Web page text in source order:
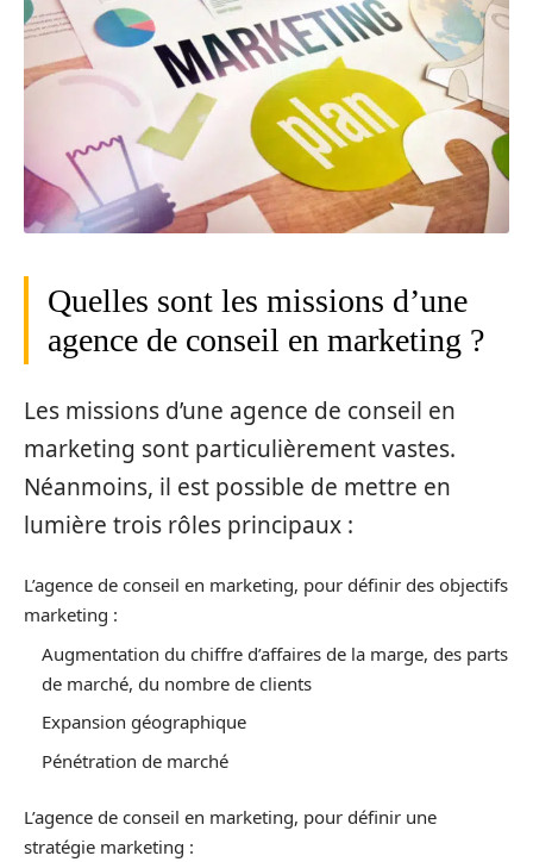
Quelles sont les missions d’une
agence de conseil en marketing ?
Les missions d’une agence de conseil en
marketing sont particulièrement vastes.
Néanmoins, il est possible de mettre en
lumière trois rôles principaux :
L’agence de conseil en marketing, pour définir des objectifs
marketing :
Augmentation du chiffre d’affaires de la marge, des parts
de marché, du nombre de clients
Expansion géographique
Pénétration de marché
L’agence de conseil en marketing, pour définir une
stratégie marketing :